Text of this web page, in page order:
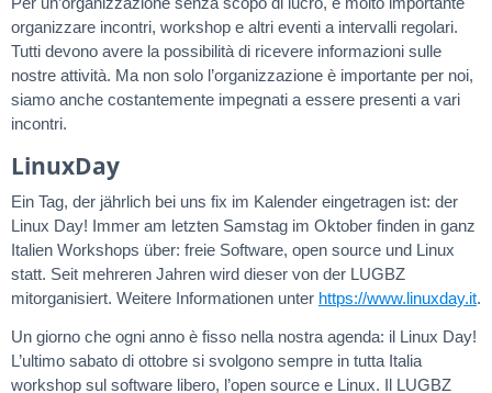
organizzare incontri, workshop e altri eventi a intervalli regolari.
Tutti devono avere la possibilità di ricevere informazioni sulle
nostre attività. Ma non solo l’organizzazione è importante per noi,
siamo anche costantemente impegnati a essere presenti a vari
incontri.
LinuxDay
Ein Tag, der jährlich bei uns fix im Kalender eingetragen ist: der
Linux Day! Immer am letzten Samstag im Oktober finden in ganz
Italien Workshops über: freie Software, open source und Linux
statt. Seit mehreren Jahren wird dieser von der LUGBZ
mitorganisiert. Weitere Informationen unter https://www.linuxday.it.
Un giorno che ogni anno è fisso nella nostra agenda: il Linux Day!
L’ultimo sabato di ottobre si svolgono sempre in tutta Italia
workshop sul software libero, l’open source e Linux. Il LUGBZ